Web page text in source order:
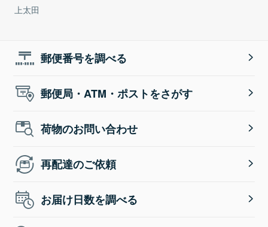
上太田
郵便番号を調べる
郵便局・ATM・ポストをさがす
荷物のお問い合わせ
再配達のご依頼
お届け日数を調べる